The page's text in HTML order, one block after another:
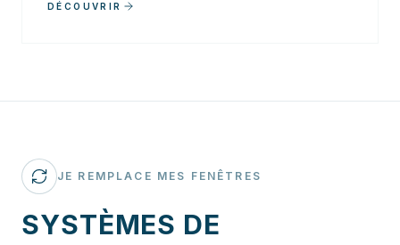
DÉCOUVRIR
JE REMPLACE MES FENÊTRES
SYSTÈMES DE